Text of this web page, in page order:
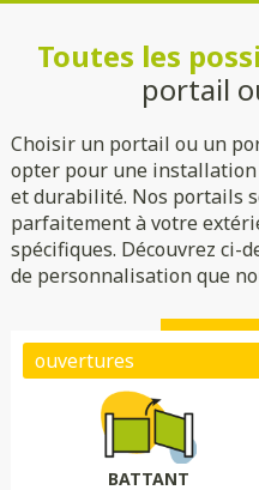
Toutes les
portail
Choisir un portail ou un
opter pour une
et durabilité. Nos portails
parfaitement à votre
spécifiques. Découvrez ci-
de personnalisation que
BATTANT
Biais bas
Portail pleinPortail
DÉCORS OPTIONS
DMC 304